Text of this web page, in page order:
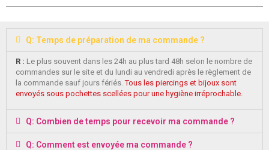
Q: Temps de préparation de ma commande ?
R : Le plus souvent dans les 24h au plus tard 48h selon le nombre de
commandes sur le site et du lundi au vendredi après le règlement de
la commande sauf jours fériés.Tous les piercings et bijoux sont
envoyés sous pochettes scellées pour une hygiène irréprochable.
Q: Combien de temps pour recevoir ma commande ?
Q: Comment est envoyée ma commande ?